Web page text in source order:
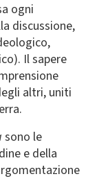
ogni
discussione,
Il sapere
altri, uniti
sono le
e della